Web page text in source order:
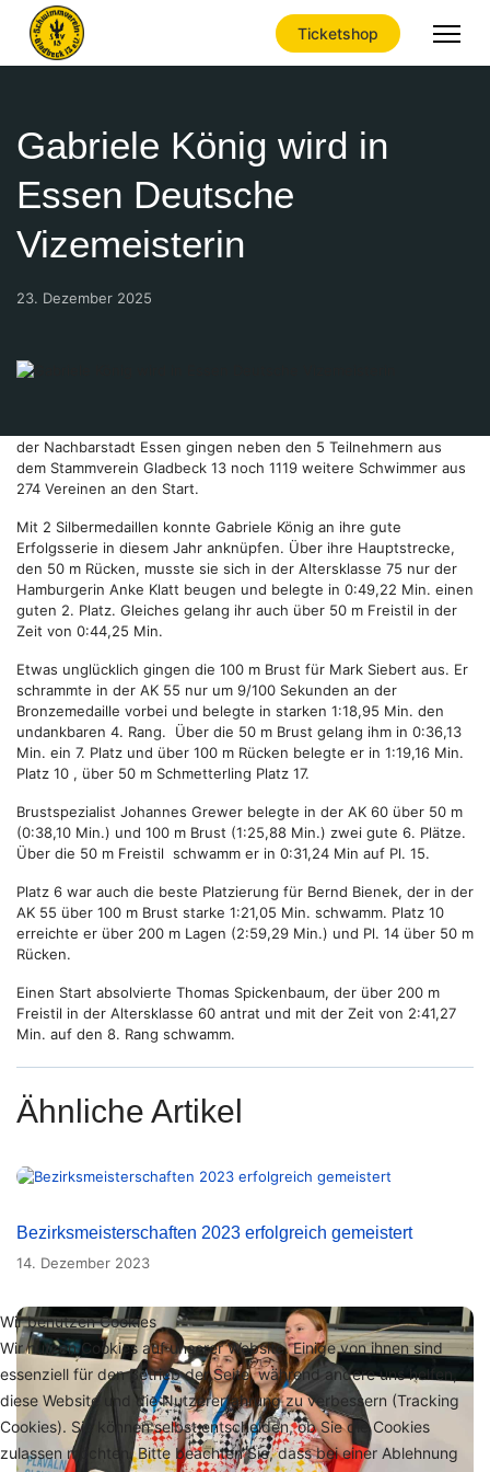
Ticketshop
Gabriele König wird in
Essen Deutsche
Vizemeisterin
23. Dezember 2025
der Nachbarstadt Essen gingen neben den 5 Teilnehmern aus
dem Stammverein Gladbeck 13 noch 1119 weitere Schwimmer aus
274 Vereinen an den Start.
Mit 2 Silbermedaillen konnte Gabriele König an ihre gute
Erfolgsserie in diesem Jahr anknüpfen. Über ihre Hauptstrecke,
den 50 m Rücken, musste sie sich in der Altersklasse 75 nur der
Hamburgerin Anke Klatt beugen und belegte in 0:49,22 Min. einen
guten 2. Platz. Gleiches gelang ihr auch über 50 m Freistil in der
Zeit von 0:44,25 Min.
Etwas unglücklich gingen die 100 m Brust für Mark Siebert aus. Er
schrammte in der AK 55 nur um 9/100 Sekunden an der
Bronzemedaille vorbei und belegte in starken 1:18,95 Min. den
undankbaren 4. Rang. Über die 50 m Brust gelang ihm in 0:36,13
Min. ein 7. Platz und über 100 m Rücken belegte er in 1:19,16 Min.
Platz 10 , über 50 m Schmetterling Platz 17.
Brustspezialist Johannes Grewer belegte in der AK 60 über 50 m
(0:38,10 Min.) und 100 m Brust (1:25,88 Min.) zwei gute 6. Plätze.
Über die 50 m Freistil schwamm er in 0:31,24 Min auf Pl. 15.
Platz 6 war auch die beste Platzierung für Bernd Bienek, der in der
AK 55 über 100 m Brust starke 1:21,05 Min. schwamm. Platz 10
erreichte er über 200 m Lagen (2:59,29 Min.) und Pl. 14 über 50 m
Rücken.
Einen Start absolvierte Thomas Spickenbaum, der über 200 m
Freistil in der Altersklasse 60 antrat und mit der Zeit von 2:41,27
Min. auf den 8. Rang schwamm.
Ähnliche Artikel
Bezirksmeisterschaften 2023 erfolgreich gemeistert
14. Dezember 2023
Wir benutzen Cookies
Wir nutzen Cookies auf unserer Website. Einige von ihnen sind
essenziell für den Betrieb der Seite, während andere uns helfen,
diese Website und die Nutzererfahrung zu verbessern (Tracking
Cookies). Sie können selbst entscheiden, ob Sie die Cookies
zulassen möchten. Bitte beachten Sie, dass bei einer Ablehnung